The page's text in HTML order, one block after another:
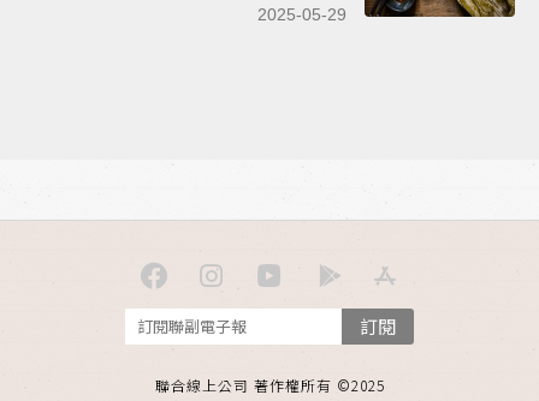
2025-05-29
訂閱
聯合線上公司 著作權所有 ©2025